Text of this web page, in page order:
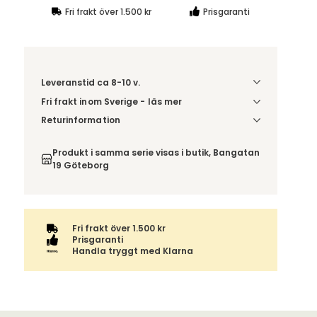
Fri frakt över 1.500 kr Prisgaranti
Leveranstid ca 8-10 v.
Fri frakt inom Sverige - läs mer
Denna vara skickas till din port/tomtgräns. Innan
andra produkter skickas hela ordern tillsammans.
Returinformation
omfattas därför inte av ångerrätten.
Produkt i samma serie visas i butik, Bangatan
19 Göteborg
Fri frakt över 1.500 kr
Prisgaranti
Handla tryggt med Klarna